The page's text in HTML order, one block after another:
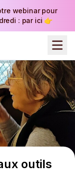
webinar pour
: par ici 👉
outils